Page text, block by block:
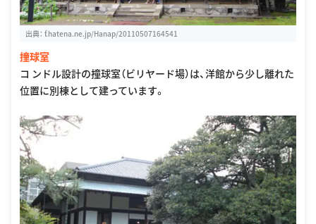
出典： f.hatena.ne.jp/Hanap/20110507164541
撞球室
コ ンドル設計の撞球室（ビリヤード場）は、洋館から少し離れた
位置に別棟として建っています。